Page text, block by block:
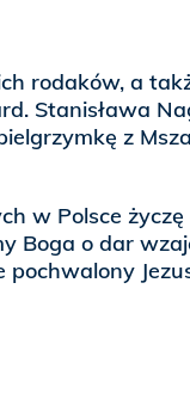
rodaków, a
Stanisława
z
w Polsce
Boga o dar
pochwalony